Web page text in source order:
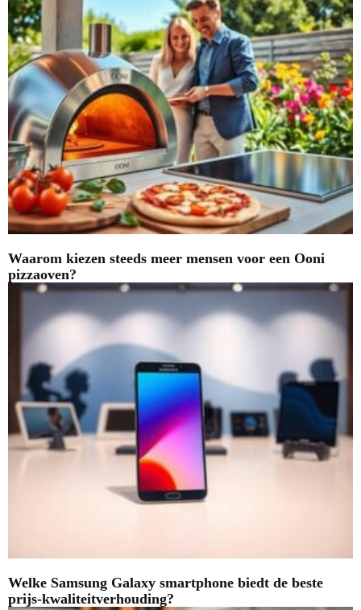
Waarom kiezen steeds meer mensen voor een Ooni
pizzaoven?
Welke Samsung Galaxy smartphone biedt de beste
prijs-kwaliteitverhouding?